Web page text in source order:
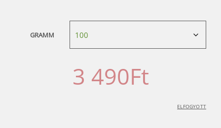
GRAMM
3 490Ft
ELFOGYOTT